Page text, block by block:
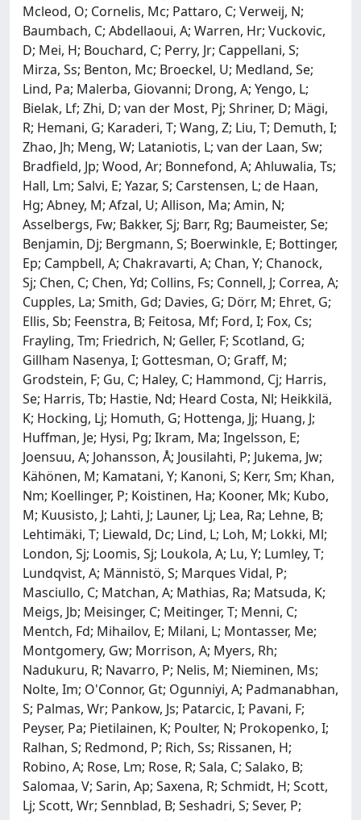
Mcleod, O; Cornelis, Mc; Pattaro, C; Verweij, N;
Baumbach, C; Abdellaoui, A; Warren, Hr; Vuckovic,
D; Mei, H; Bouchard, C; Perry, Jr; Cappellani, S;
Mirza, Ss; Benton, Mc; Broeckel, U; Medland, Se;
Lind, Pa; Malerba, Giovanni; Drong, A; Yengo, L;
Bielak, Lf; Zhi, D; van der Most, Pj; Shriner, D; Mägi,
R; Hemani, G; Karaderi, T; Wang, Z; Liu, T; Demuth, I;
Zhao, Jh; Meng, W; Lataniotis, L; van der Laan, Sw;
Bradfield, Jp; Wood, Ar; Bonnefond, A; Ahluwalia, Ts;
Hall, Lm; Salvi, E; Yazar, S; Carstensen, L; de Haan,
Hg; Abney, M; Afzal, U; Allison, Ma; Amin, N;
Asselbergs, Fw; Bakker, Sj; Barr, Rg; Baumeister, Se;
Benjamin, Dj; Bergmann, S; Boerwinkle, E; Bottinger,
Ep; Campbell, A; Chakravarti, A; Chan, Y; Chanock,
Sj; Chen, C; Chen, Yd; Collins, Fs; Connell, J; Correa, A;
Cupples, La; Smith, Gd; Davies, G; Dörr, M; Ehret, G;
Ellis, Sb; Feenstra, B; Feitosa, Mf; Ford, I; Fox, Cs;
Frayling, Tm; Friedrich, N; Geller, F; Scotland, G;
Gillham Nasenya, I; Gottesman, O; Graff, M;
Grodstein, F; Gu, C; Haley, C; Hammond, Cj; Harris,
Se; Harris, Tb; Hastie, Nd; Heard Costa, Nl; Heikkilä,
K; Hocking, Lj; Homuth, G; Hottenga, Jj; Huang, J;
Huffman, Je; Hysi, Pg; Ikram, Ma; Ingelsson, E;
Joensuu, A; Johansson, Å; Jousilahti, P; Jukema, Jw;
Kähönen, M; Kamatani, Y; Kanoni, S; Kerr, Sm; Khan,
Nm; Koellinger, P; Koistinen, Ha; Kooner, Mk; Kubo,
M; Kuusisto, J; Lahti, J; Launer, Lj; Lea, Ra; Lehne, B;
Lehtimäki, T; Liewald, Dc; Lind, L; Loh, M; Lokki, Ml;
London, Sj; Loomis, Sj; Loukola, A; Lu, Y; Lumley, T;
Lundqvist, A; Männistö, S; Marques Vidal, P;
Masciullo, C; Matchan, A; Mathias, Ra; Matsuda, K;
Meigs, Jb; Meisinger, C; Meitinger, T; Menni, C;
Mentch, Fd; Mihailov, E; Milani, L; Montasser, Me;
Montgomery, Gw; Morrison, A; Myers, Rh;
Nadukuru, R; Navarro, P; Nelis, M; Nieminen, Ms;
Nolte, Im; O'Connor, Gt; Ogunniyi, A; Padmanabhan,
S; Palmas, Wr; Pankow, Js; Patarcic, I; Pavani, F;
Peyser, Pa; Pietilainen, K; Poulter, N; Prokopenko, I;
Ralhan, S; Redmond, P; Rich, Ss; Rissanen, H;
Robino, A; Rose, Lm; Rose, R; Sala, C; Salako, B;
Salomaa, V; Sarin, Ap; Saxena, R; Schmidt, H; Scott,
Lj; Scott, Wr; Sennblad, B; Seshadri, S; Sever, P;